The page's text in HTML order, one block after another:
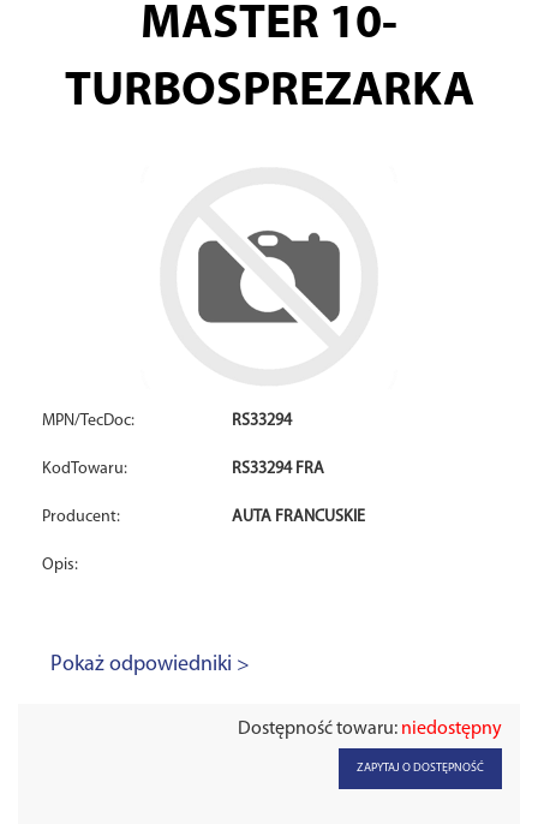
MASTER 10-
TURBOSPREZARKA
MPN/TecDoc: RS33294
KodTowaru: RS33294 FRA
Producent: AUTA FRANCUSKIE
Opis:
Pokaż odpowiedniki >
Dostępność towaru: niedostępny
ZAPYTAJ O DOSTĘPNOŚĆ